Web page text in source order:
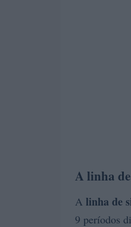
A linha
A linha de
9 períodos